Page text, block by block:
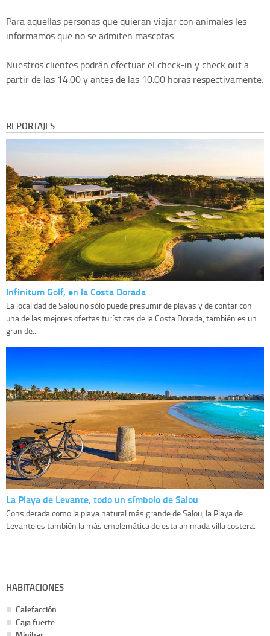
Para aquellas personas que quieran viajar con animales les
informamos que no se admiten mascotas.
Nuestros clientes podrán efectuar el check-in y check out a
partir de las 14.00 y antes de las 10.00 horas respectivamente.
REPORTAJES
Infinitum Golf, en la Costa Dorada
La localidad de Salou no sólo puede presumir de playas y de contar con
una de las mejores ofertas turísticas de la Costa Dorada, también es un
gran de...
La Playa de Levante, todo un símbolo de Salou
Considerada como la playa natural más grande de Salou, la Playa de
Levante es también la más emblemática de esta animada villa costera.
HABITACIONES
Calefacción
Caja fuerte